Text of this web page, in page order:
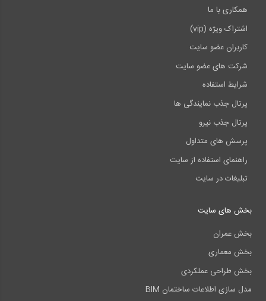
همکاری با ما
اشتراک ویژه (vip)
کاربران عضو سایت
شرکت های عضو سایت
شرایط استفاده
پرتال جذب نمایندگی ها
پرتال جذب نیرو
پرسش های متداول
راهنمای استفاده از سایت
تبلیغات در سایت
بخش های سایت
بخش عمران
بخش معماری
بخش طراحی عملکردی
مدل سازی اطلاعات ساختمان BIM